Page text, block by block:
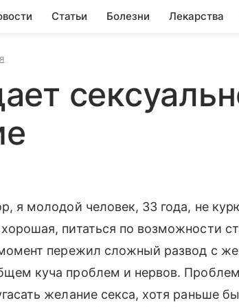
Статьи Болезни Лекарства
я молодой человек, 33 года, не
питаться по возможности
пережил сложный развод с
куча проблем и нервов.
желание секса, хотя раньше